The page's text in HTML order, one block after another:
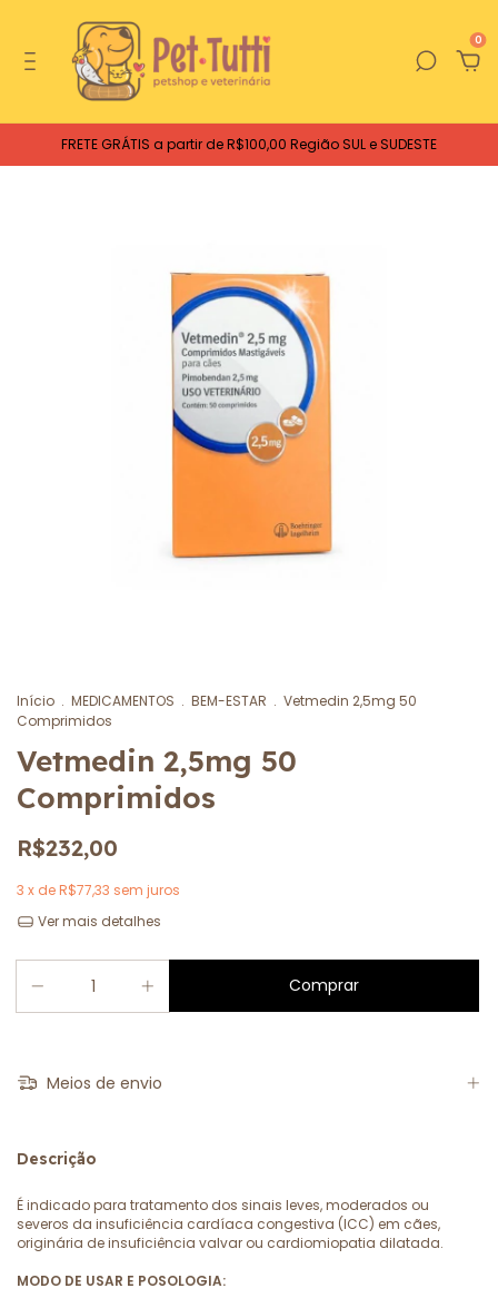
0
FRETE GRÁTIS a partir de R$100,00 Região SUL e SUDESTE
Início . MEDICAMENTOS . BEM-ESTAR . Vetmedin 2,5mg 50
Comprimidos
Vetmedin 2,5mg 50
Comprimidos
R$232,00
3 x deR$77,33 sem juros
Ver mais detalhes
Meios de envio
Descrição
É indicado para tratamento dos sinais leves, moderados ou
severos da insuficiência cardíaca congestiva (ICC) em cães,
originária de insuficiência valvar ou cardiomiopatia dilatada.
MODO DE USAR E POSOLOGIA: